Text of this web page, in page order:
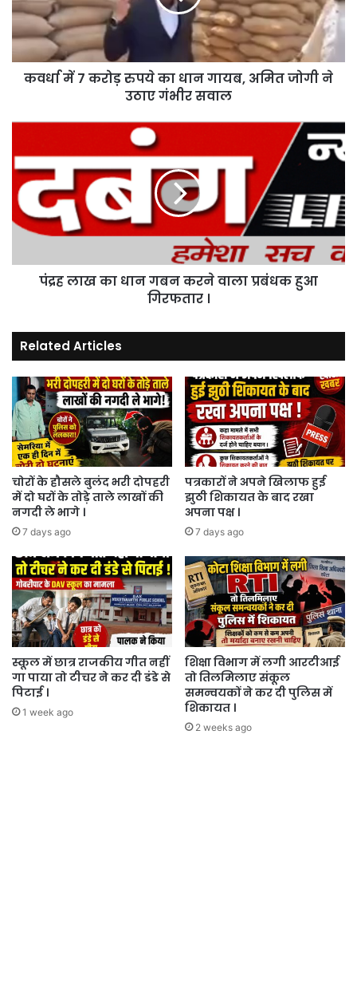
का
धान
गायब,
अमित
जोगी
गंभीर
कवर्धा में 7 करोड़ रुपये का धान गायब, अमित जोगी ने
उठाए गंभीर सवाल
धान
गबन
करने
वाला
हुआ
गिरफतारपंद्रह लाख का धान गबन करने वाला प्रबंधक हुआ
गिरफतार ।
Related Articles
चोरों के हौसले बुलंद भरी दोपहरी
में दो घरों के तोड़े ताले लाखों की
नगदी ले भागे ।
7 days ago
पत्रकारों ने अपने खिलाफ हुई
झुठी शिकायत के बाद रखा
अपना पक्ष ।
7 days ago
स्कूल में छात्र राजकीय गीत नहीं
गा पाया तो टीचर ने कर दी डंडे से
पिटाई ।
1 week ago
शिक्षा विभाग में लगी आरटीआई
तो तिलमिलाए संकूल
समन्वयकों ने कर दी पुलिस में
शिकायत ।
2 weeks ago